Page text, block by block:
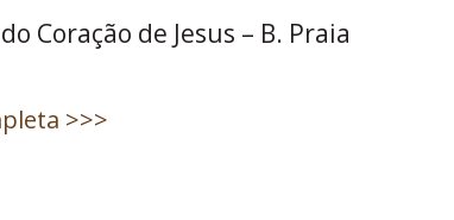
Coração de Jesus – B. Praia
>>>